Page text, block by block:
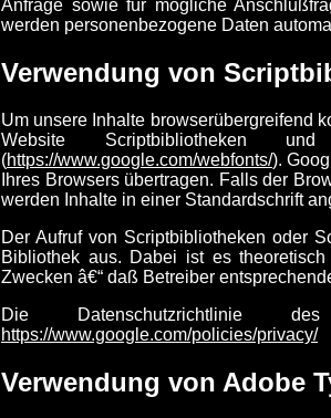
Anfrage sowie für mögliche
werden personenbezogene Daten
Verwendung von
Um unsere Inhalte browserübergreifend
Website Scriptbibliotheken
(https://www.google.com/webfonts/).
Ihres Browsers übertragen. Falls der
werden Inhalte in einer Standardschrift
Der Aufruf von Scriptbibliotheken oder
Bibliothek aus. Dabei ist es
Zwecken â€“ daß Betreiber
Die Datenschutzrichtlinie
https://www.google.com/policies/privacy/
Verwendung von Adobe